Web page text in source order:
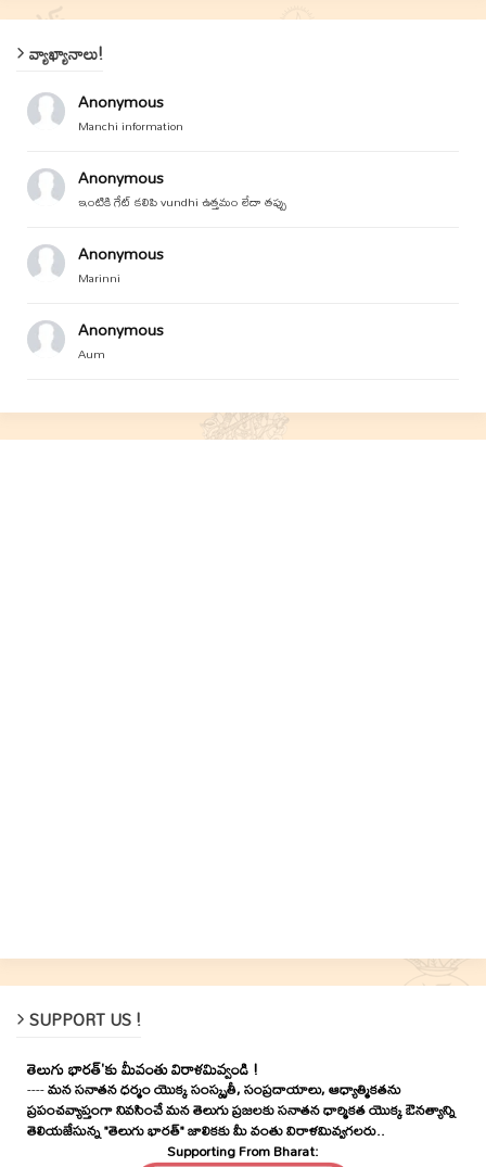
వ్యాఖ్యానాలు!
Anonymous
Manchi information
Anonymous
ఇంటికి గేట్ కలిపి vundhi ఉత్తమం లేదా తప్పు
Anonymous
Marinni
Anonymous
Aum
SUPPORT US !
తెలుగు భారత్'కు మీవంతు విరాళమివ్వండి !
----మన సనాతన ధర్మం యొక్క సంస్కృతీ, సంప్రదాయాలు, ఆధ్యాత్మికతను
ప్రపంచవ్యాప్తంగా నివసించే మన తెలుగు ప్రజలకు సనాతన ధార్మికత యొక్క ఔనత్యాన్ని
తెలియజేసున్న "తెలుగు భారత్" జాలికకు మీ వంతు విరాళమివ్వగలరు..
Supporting From Bharat: